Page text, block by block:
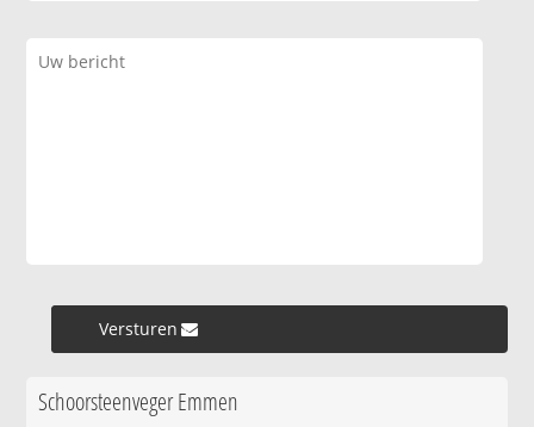
Versturen »
Schoorsteenveger Emmen